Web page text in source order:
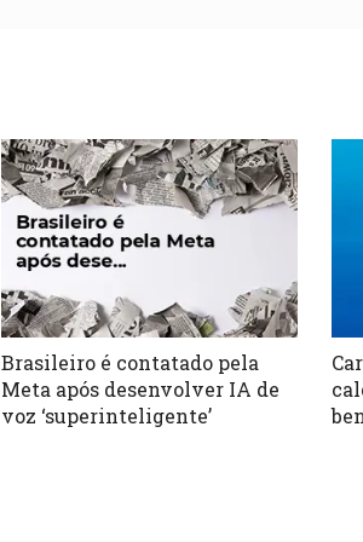
Brasileiro é contatado pela
Meta após desenvolver IA de
voz ‘superinteligente’